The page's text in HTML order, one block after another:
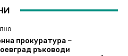
прокуратура –
ръководи